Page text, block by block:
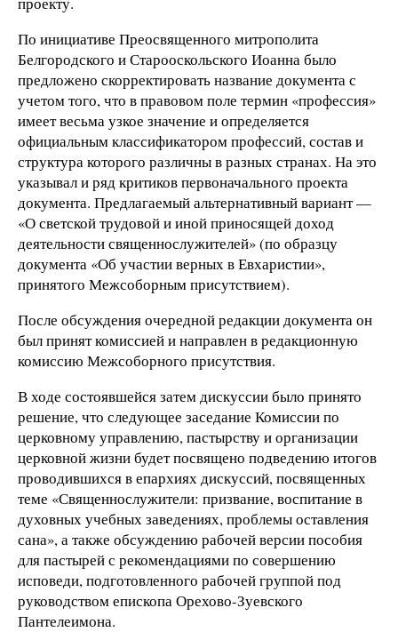
По инициативе Преосвященного митрополита
Белгородского и Старооскольского Иоанна было
предложено скорректировать название документа с
учетом того, что в правовом поле термин «профессия»
имеет весьма узкое значение и определяется
официальным классификатором профессий, состав и
структура которого различны в разных странах. На это
указывал и ряд критиков первоначального проекта
документа. Предлагаемый альтернативный вариант —
«О светской трудовой и иной приносящей доход
деятельности священнослужителей» (по образцу
документа «Об участии верных в Евхаристии»,
принятого Межсоборным присутствием).
После обсуждения очередной редакции документа он
был принят комиссией и направлен в редакционную
комиссию Межсоборного присутствия.
В ходе состоявшейся затем дискуссии было принято
решение, что следующее заседание Комиссии по
церковному управлению, пастырству и организации
церковной жизни будет посвящено подведению итогов
проводившихся в епархиях дискуссий, посвященных
теме «Священнослужители: призвание, воспитание в
духовных учебных заведениях, проблемы оставления
сана», а также обсуждению рабочей версии пособия
для пастырей с рекомендациями по совершению
исповеди, подготовленного рабочей группой под
руководством епископа Орехово-Зуевского
Пантелеимона.